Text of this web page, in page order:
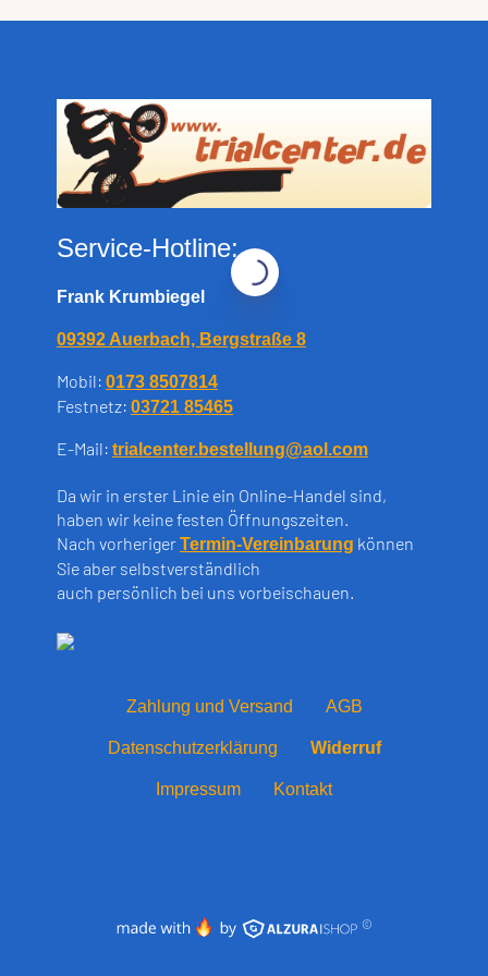
Service-Hotline:
Frank Krumbiegel
09392 Auerbach, Bergstraße 8
Mobil: 0173 8507814
Festnetz: 03721 85465
E-Mail: trialcenter.bestellung@aol.com
Da wir in erster Linie ein Online-Handel sind,
haben wir keine festen Öffnungszeiten.
Nach vorherigerTermin-Vereinbarung können
Sie aber selbstverständlich
auch persönlich bei uns vorbeischauen.
Zahlung und Versand AGB
Datenschutzerklärung Widerruf
Impressum Kontakt
©